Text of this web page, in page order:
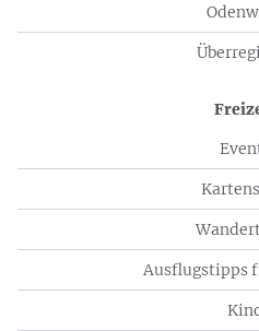
Ausflugstipps